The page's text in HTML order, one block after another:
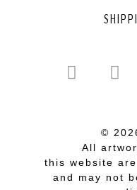
©
All
this website
and may not